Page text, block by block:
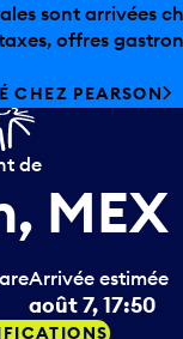
sont arrivées
offres
CHEZ PEARSON
de
MEX
Arrivée estimée
août 7, 17:50